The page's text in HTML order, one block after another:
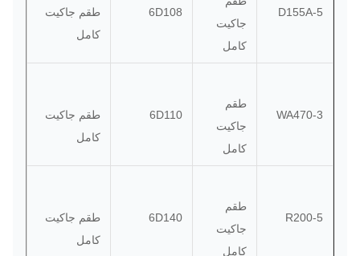
D155A-5
جاكيت
كامل
6D108
طقم جاكيت
كامل
WA470-3
طقم
جاكيت
كامل
6D110
طقم جاكيت
كامل
R200-5
طقم
جاكيت
كامل
6D140
طقم جاكيت
كامل